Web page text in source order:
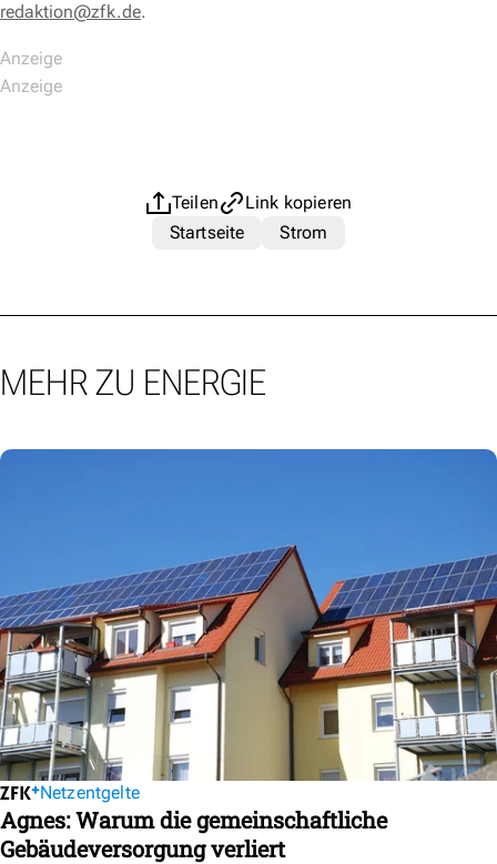
redaktion@zfk.de.
Teilen
Link kopieren
Startseite
Strom
MEHR ZU ENERGIE
Netzentgelte
Agnes: Warum die gemeinschaftliche
Gebäudeversorgung verliert